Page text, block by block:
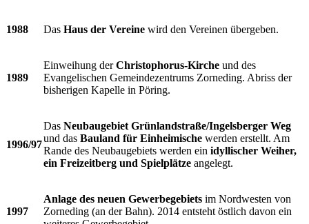
1988 Das Haus der Vereine wird den Vereinen übergeben.
1989
Einweihung derChristophorus-Kirche und des
Evangelischen Gemeindezentrums Zorneding. Abriss der
bisherigen Kapelle in Pöring.
1996/97
Das Neubaugebiet Grünlandstraße/Ingelsberger Weg
und das Bauland für Einheimische werden erstellt. Am
Rande des Neubaugebiets werden ein idyllischer Weiher,
ein Freizeitberg und Spielplätze angelegt.
1997
Anlage des neuen Gewerbegebiets im Nordwesten von
Zorneding (an der Bahn). 2014 entsteht östlich davon ein